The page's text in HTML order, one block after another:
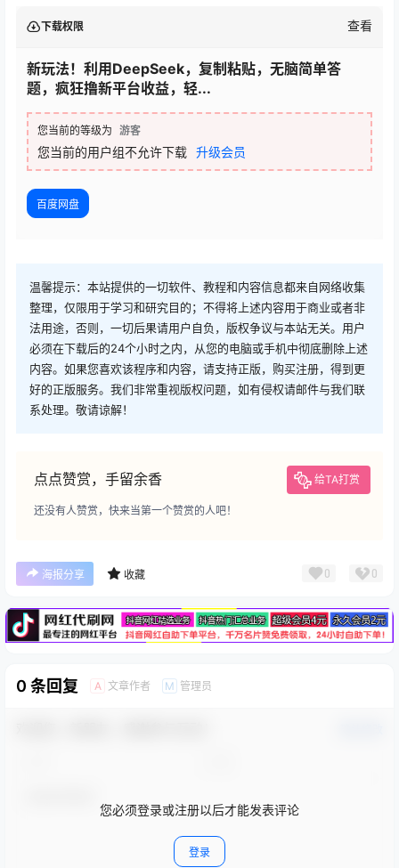
下载权限 查看
新玩法！利用DeepSeek，复制粘贴，无脑简单答
题，疯狂撸新平台收益，轻...
您当前的等级为 游客
您当前的用户组不允许下载 升级会员
百度网盘
温馨提示：本站提供的一切软件、教程和内容信息都来自网络收集
整理，仅限用于学习和研究目的；不得将上述内容用于商业或者非
法用途，否则，一切后果请用户自负，版权争议与本站无关。用户
必须在下载后的24个小时之内，从您的电脑或手机中彻底删除上述
内容。如果您喜欢该程序和内容，请支持正版，购买注册，得到更
好的正版服务。我们非常重视版权问题，如有侵权请邮件与我们联
系处理。敬请谅解！
点点赞赏，手留余香 给TA打赏
还没有人赞赏，快来当第一个赞赏的人吧！
海报分享 收藏 0 0
广告
0 条回复 A 文章作者 M 管理员
您必须登录或注册以后才能发表评论
登录